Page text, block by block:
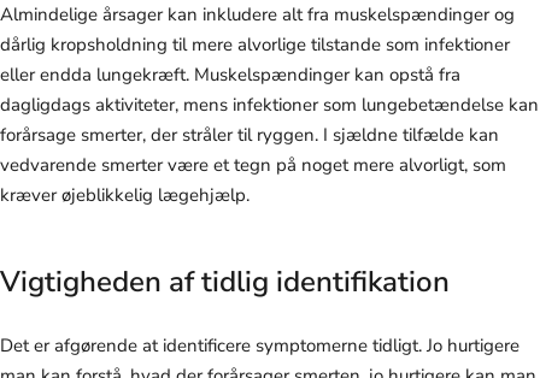
Almindelige årsager kan inkludere alt fra muskelspændinger og
dårlig kropsholdning til mere alvorlige tilstande som infektioner
eller endda lungekræft. Muskelspændinger kan opstå fra
dagligdags aktiviteter, mens infektioner som lungebetændelse kan
forårsage smerter, der stråler til ryggen. I sjældne tilfælde kan
vedvarende smerter være et tegn på noget mere alvorligt, som
kræver øjeblikkelig lægehjælp.
Vigtigheden af tidlig identifikation
Det er afgørende at identificere symptomerne tidligt. Jo hurtigere